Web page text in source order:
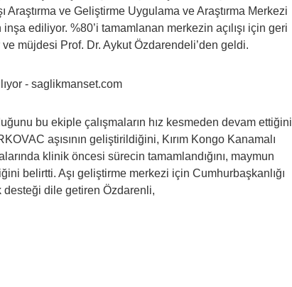
Araştırma ve Geliştirme Uygulama ve Araştırma Merkezi
ediliyor. %80’i tamamlanan merkezin açılışı için geri
müjdesi Prof. Dr. Aykut Özdarendeli’den geldi.
bu ekiple çalışmaların hız kesmeden devam ettiğini
aşısının geliştirildiğini, Kırım Kongo Kanamalı
klinik öncesi sürecin tamamlandığını, maymun
belirtti. Aşı geliştirme merkezi için Cumhurbaşkanlığı
desteği dile getiren Özdarenli,